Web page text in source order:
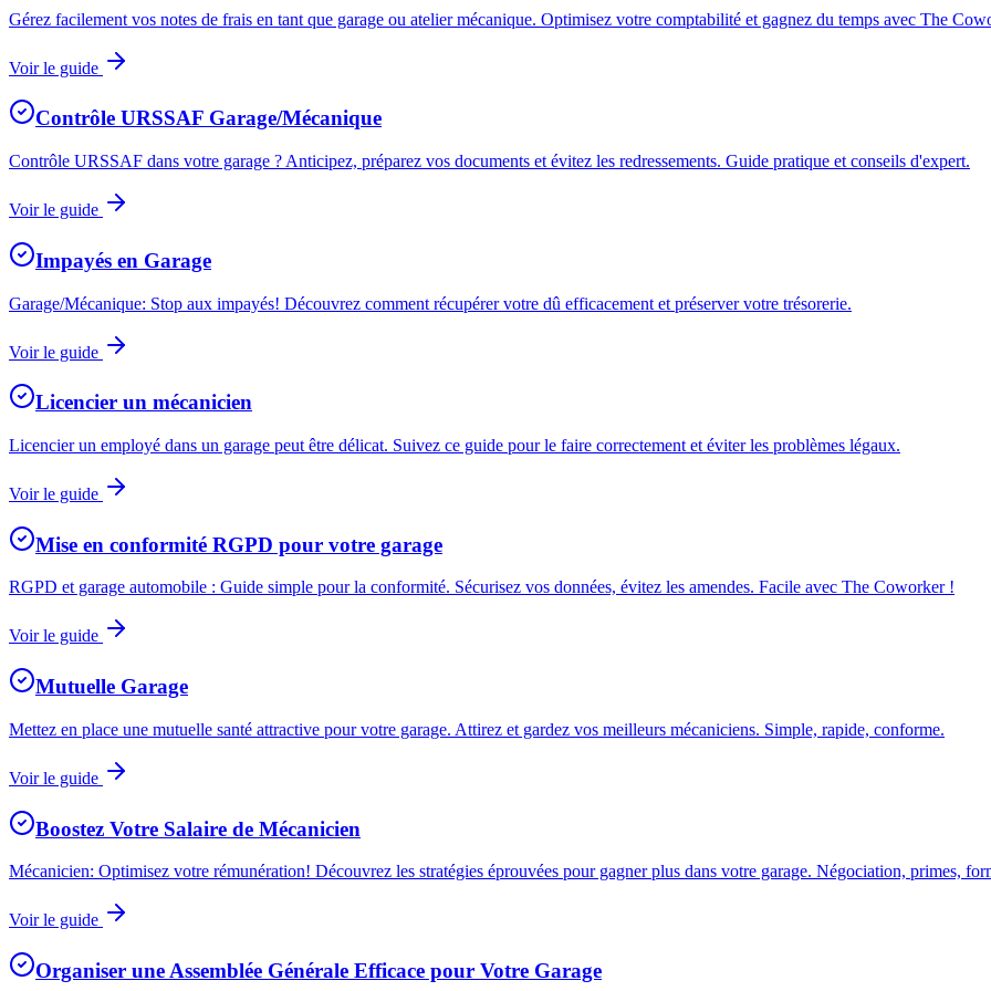
Gérez facilement vos notes de frais en tant que garage ou atelier mécanique. Optimisez votre comptabilité et gagnez du temps avec The
Voir le guide
Contrôle URSSAF Garage/Mécanique
Contrôle URSSAF dans votre garage ? Anticipez, préparez vos documents et évitez les redressements. Guide pratique et conseils d'expert.
Voir le guide
Impayés en Garage
Garage/Mécanique: Stop aux impayés! Découvrez comment récupérer votre dû efficacement et préserver votre trésorerie.
Voir le guide
Licencier un mécanicien
Licencier un employé dans un garage peut être délicat. Suivez ce guide pour le faire correctement et éviter les problèmes légaux.
Voir le guide
Mise en conformité RGPD pour votre garage
RGPD et garage automobile : Guide simple pour la conformité. Sécurisez vos données, évitez les amendes. Facile avec The Coworker !
Voir le guide
Mutuelle Garage
Mettez en place une mutuelle santé attractive pour votre garage. Attirez et gardez vos meilleurs mécaniciens. Simple, rapide, conforme.
Voir le guide
Boostez Votre Salaire de Mécanicien
Mécanicien: Optimisez votre rémunération! Découvrez les stratégies éprouvées pour gagner plus dans votre garage. Négociation, primes,
Voir le guide
Organiser une Assemblée Générale Efficace pour Votre Garage